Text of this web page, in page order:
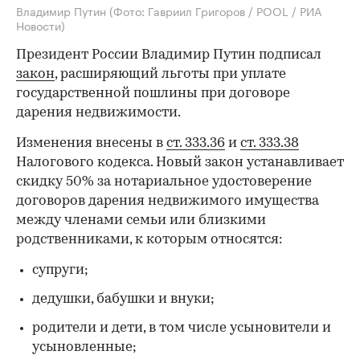
Владимир Путин (Фото: Гавриил Григоров / POOL / РИА
Новости)
Президент России Владимир Путин подписал
закон, расширяющий льготы при уплате
государственной пошлины при договоре
дарения недвижимости.
Изменения внесены в ст. 333.36 и ст. 333.38
Налогового кодекса. Новый закон устанавливает
скидку 50% за нотариальное удостоверение
договоров дарения недвижимого имущества
между членами семьи или близкими
родственниками, к которым относятся:
супруги;
дедушки, бабушки и внуки;
родители и дети, в том числе усыновители и
усыновленные;